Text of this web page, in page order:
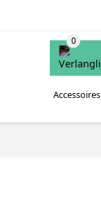
Accessoires